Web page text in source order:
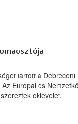
tartott a
Európai és
oklevelet.